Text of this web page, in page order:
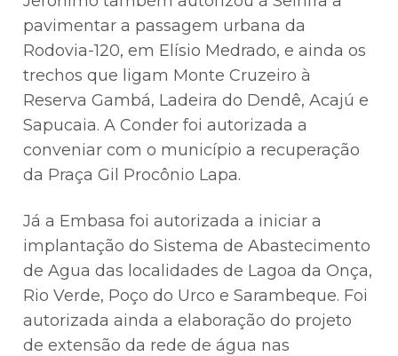
pavimentar a passagem urbana da
Rodovia-120, em Elísio Medrado, e ainda os
trechos que ligam Monte Cruzeiro à
Reserva Gambá, Ladeira do Dendê, Acajú e
Sapucaia. A Conder foi autorizada a
conveniar com o município a recuperação
da Praça Gil Procônio Lapa.
Já a Embasa foi autorizada a iniciar a
implantação do Sistema de Abastecimento
de Agua das localidades de Lagoa da Onça,
Rio Verde, Poço do Urco e Sarambeque. Foi
autorizada ainda a elaboração do projeto
de extensão da rede de água nas